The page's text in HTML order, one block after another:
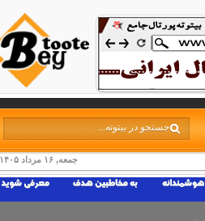
جمعه, ۱۶ مرداد ۱۴۰۵